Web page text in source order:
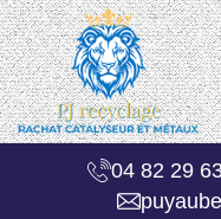
04 82 29